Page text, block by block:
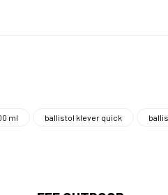
ml ballistol klever quick